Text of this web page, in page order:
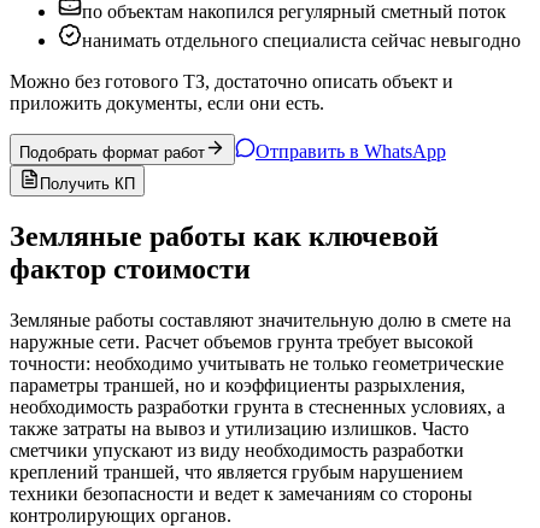
по объектам накопился регулярный сметный поток
нанимать отдельного специалиста сейчас невыгодно
Можно без готового ТЗ, достаточно описать объект и
приложить документы, если они есть.
Подобрать формат работ Отправить в WhatsApp
Получить КП
Земляные работы как ключевой
фактор стоимости
Земляные работы составляют значительную долю в смете на
наружные сети. Расчет объемов грунта требует высокой
точности: необходимо учитывать не только геометрические
параметры траншей, но и коэффициенты разрыхления,
необходимость разработки грунта в стесненных условиях, а
также затраты на вывоз и утилизацию излишков. Часто
сметчики упускают из виду необходимость разработки
креплений траншей, что является грубым нарушением
техники безопасности и ведет к замечаниям со стороны
контролирующих органов.